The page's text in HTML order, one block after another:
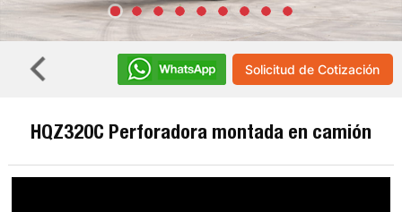
Solicitud de Cotización
HQZ320C Perforadora montada en camión